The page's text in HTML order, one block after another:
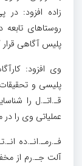
زاده افزود:
روستاهای تابعه
پلیس آگاهی
وی افزود:
پلیسی و
قـ.اتـ.ل را
عملیاتی وی را
فـ.رمـ.انـ.ده
آلت جـ.رم از